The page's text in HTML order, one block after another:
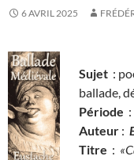
6 AVRIL 2025
Sujet :
ballade,
Période
Auteur :
Titre :